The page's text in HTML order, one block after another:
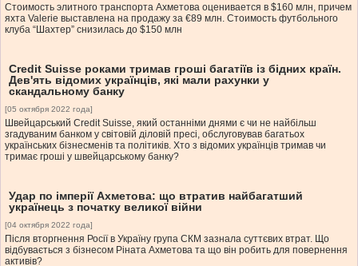
Стоимость элитного транспорта Ахметова оценивается в $160 млн, причем
яхта Valerie выставлена на продажу за €89 млн. Стоимость футбольного
клуба “Шахтер” снизилась до $150 млн
Credit Suisse роками тримав гроші багатіїв із бідних країн.
Дев'ять відомих українців, які мали рахунки у
скандальному банку
[05 октября 2022 года]
Швейцарський Credit Suisse, який останніми днями є чи не найбільш
згадуваним банком у світовій діловій пресі, обслуговував багатьох
українських бізнесменів та політиків. Хто з відомих українців тримав чи
тримає гроші у швейцарському банку?
Удар по імперії Ахметова: що втратив найбагатший
українець з початку великої війни
[04 октября 2022 года]
Після вторгнення Росії в Україну група СКМ зазнала суттєвих втрат. Що
відбувається з бізнесом Ріната Ахметова та що він робить для повернення
активів?